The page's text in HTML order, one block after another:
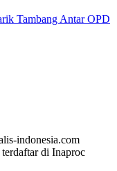
Tambang Antar OPD
indonesia.com
di Inaproc